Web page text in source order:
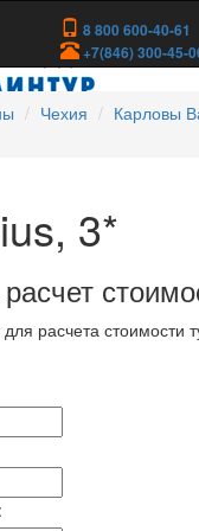
8 800 600-40-61
+7(846) 300-45-
Чехия
Карловы
3*
расчета стоимости
: